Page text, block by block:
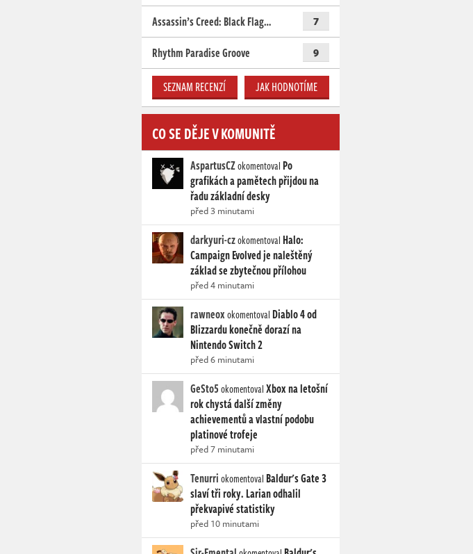
Assassin’s Creed: Black Flag… 7
Rhythm Paradise Groove 9
SEZNAM RECENZÍ JAK HODNOTÍME
CO SE DĚJE V KOMUNITĚ
AspartusCZokomentoval Po
grafikách a pamětech přijdou na
řadu základní desky
před 3 minutami
darkyuri-czokomentoval Halo:
Campaign Evolved je naleštěný
základ se zbytečnou přílohou
před 4 minutami
rawneoxokomentoval Diablo 4 od
Blizzardu konečně dorazí na
Nintendo Switch 2
před 6 minutami
GeSto5okomentovalXbox na letošní
rok chystá další změny
achievementů a vlastní podobu
platinové trofeje
před 7 minutami
Tenurriokomentoval Baldur's Gate 3
slaví tři roky. Larian odhalil
překvapivé statistiky
před 10 minutami